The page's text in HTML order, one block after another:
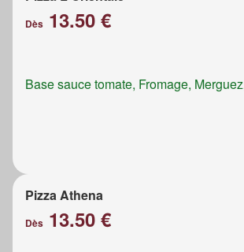
Dès 13.50 €
Base sauce tomate, Fromage,
Pizza Athena
Dès 13.50 €